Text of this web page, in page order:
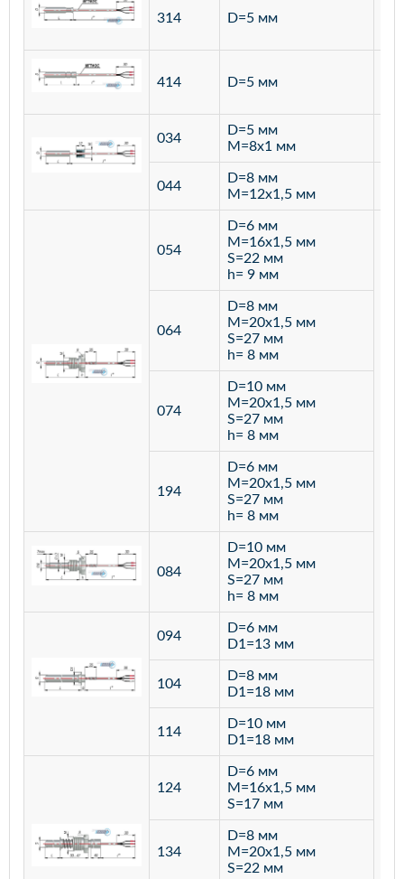
314 D=5 мм
414 D=5 мм
034
D=5 мм
M=8х1 мм
044
D=8 мм
M=12х1,5 мм
054
D=6 мм
M=16х1,5 мм
S=22 мм
h= 9 мм
064
D=8 мм
M=20х1,5 мм
S=27 мм
h= 8 мм
074
D=10 мм
M=20х1,5 мм
S=27 мм
h= 8 мм
194
D=6 мм
M=20х1,5 мм
S=27 мм
h= 8 мм
084
D=10 мм
M=20х1,5 мм
S=27 мм
h= 8 мм
094
D=6 мм
D1=13 мм
104
D=8 мм
D1=18 мм
114
D=10 мм
D1=18 мм
124
D=6 мм
M=16х1,5 мм
S=17 мм
134
D=8 мм
M=20х1,5 мм
S=22 мм